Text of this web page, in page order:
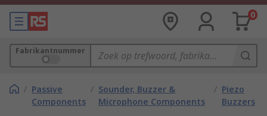
0
Fabrikantnummer
/ Passive
Components
/ Sounder, Buzzer &
Microphone Components
/ Piezo
Buzzers